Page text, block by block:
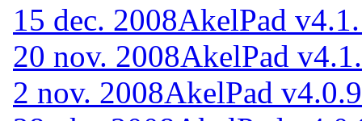
15 dec. 2008AkelPad
20 nov. 2008AkelPad
2 nov. 2008AkelPad v4.0.9